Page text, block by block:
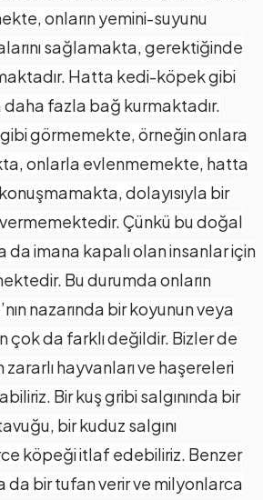
onların yemini-suyunu
sağlamakta, gerektiğinde
Hatta kedi-köpek gibi
daha fazla bağ kurmaktadır.
gibi görmemekte, örneğin onlara
onlarla evlenmemekte, hatta
dolayısıyla bir
Çünkü bu doğal
da imana kapalı olan insanlar için
Bu durumda onların
nazarında bir koyunun veya
çok da farklı değildir. Bizler de
hayvanları ve haşereleri
Bir kuş gribi salgınında bir
bir kuduz salgını
köpeği itlaf edebiliriz. Benzer
da bir tufan verir ve milyonlarca